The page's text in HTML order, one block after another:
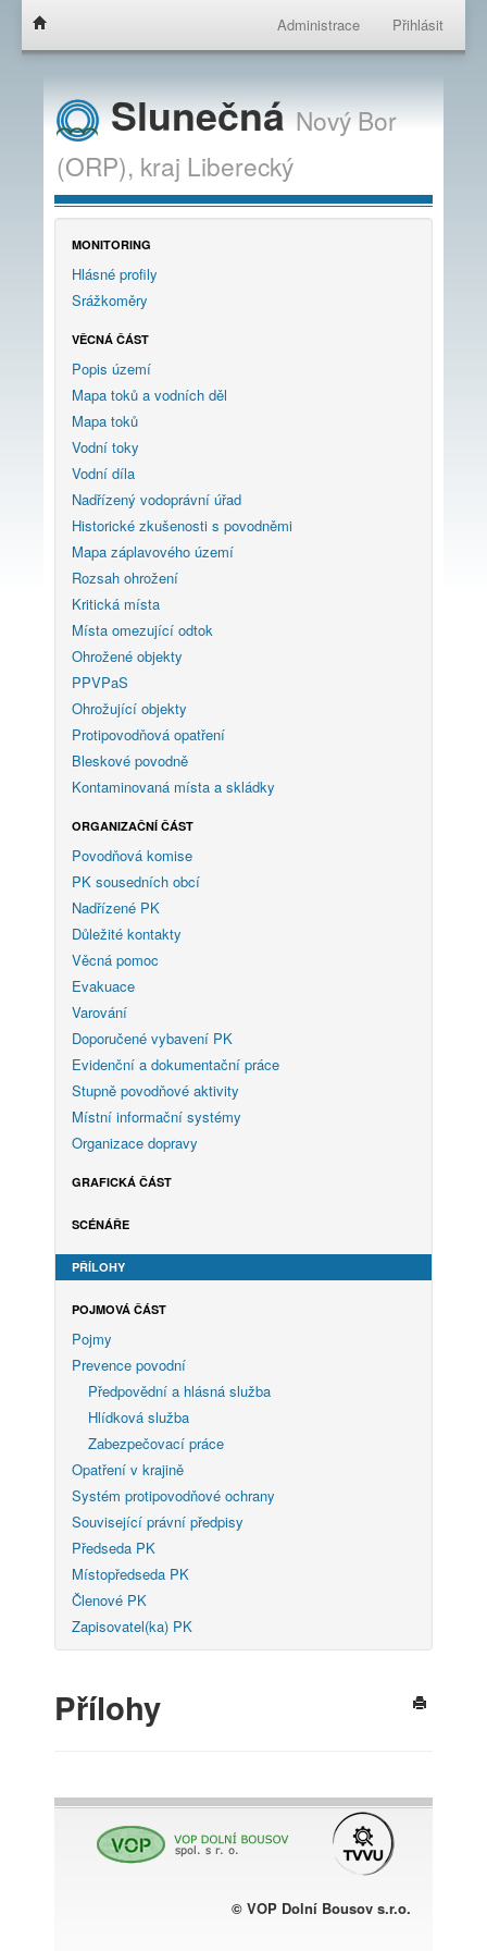
Administrace Přihlásit
SlunečnáNový Bor
(ORP), kraj Liberecký
MONITORING
Hlásné profily
Srážkoměry
VĚCNÁ ČÁST
Popis území
Mapa toků a vodních děl
Mapa toků
Vodní toky
Vodní díla
Nadřízený vodoprávní úřad
Historické zkušenosti s povodněmi
Mapa záplavového území
Rozsah ohrožení
Kritická místa
Místa omezující odtok
Ohrožené objekty
PPVPaS
Ohrožující objekty
Protipovodňová opatření
Bleskové povodně
Kontaminovaná místa a skládky
ORGANIZAČNÍ ČÁST
Povodňová komise
PK sousedních obcí
Nadřízené PK
Důležité kontakty
Věcná pomoc
Evakuace
Varování
Doporučené vybavení PK
Evidenční a dokumentační práce
Stupně povodňové aktivity
Místní informační systémy
Organizace dopravy
GRAFICKÁ ČÁST
SCÉNÁŘE
PŘÍLOHY
POJMOVÁ ČÁST
Pojmy
Prevence povodní
Předpovědní a hlásná služba
Hlídková služba
Zabezpečovací práce
Opatření v krajině
Systém protipovodňové ochrany
Související právní předpisy
Předseda PK
Místopředseda PK
Členové PK
Zapisovatel(ka) PK
Přílohy
© VOP Dolní Bousov s.r.o.